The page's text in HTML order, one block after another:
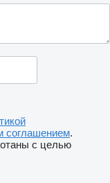
соглашением.
с целью